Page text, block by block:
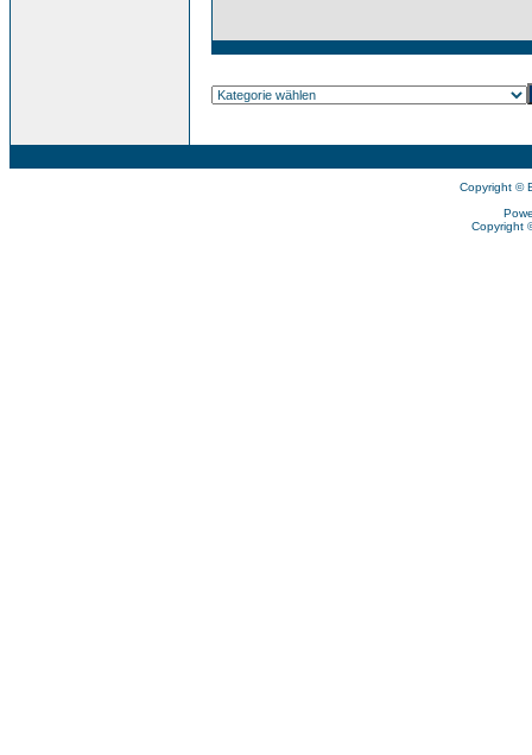
Copyright ©
Copyright